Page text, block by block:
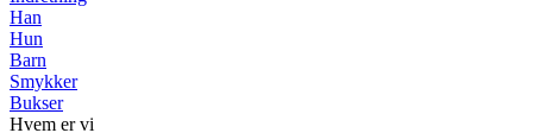
Han
Hun
Barn
Smykker
Bukser
Hvem er vi